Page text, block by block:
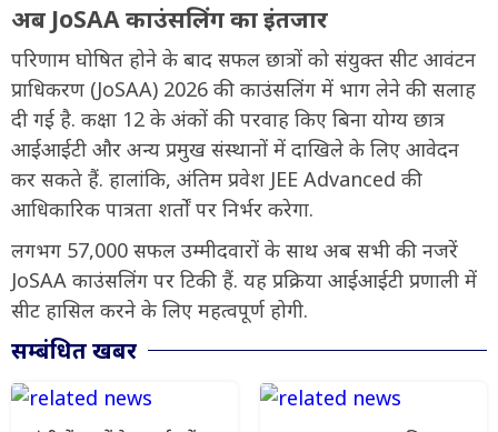
अब JoSAA काउंसलिंग का इंतजार
परिणाम घोषित होने के बाद सफल छात्रों को संयुक्त सीट आवंटन
प्राधिकरण (JoSAA) 2026 की काउंसलिंग में भाग लेने की सलाह
दी गई है. कक्षा 12 के अंकों की परवाह किए बिना योग्य छात्र
आईआईटी और अन्य प्रमुख संस्थानों में दाखिले के लिए आवेदन
कर सकते हैं. हालांकि, अंतिम प्रवेश JEE Advanced की
आधिकारिक पात्रता शर्तों पर निर्भर करेगा.
लगभग 57,000 सफल उम्मीदवारों के साथ अब सभी की नजरें
JoSAA काउंसलिंग पर टिकी हैं. यह प्रक्रिया आईआईटी प्रणाली में
सीट हासिल करने के लिए महत्वपूर्ण होगी.
सम्बंधित खबर